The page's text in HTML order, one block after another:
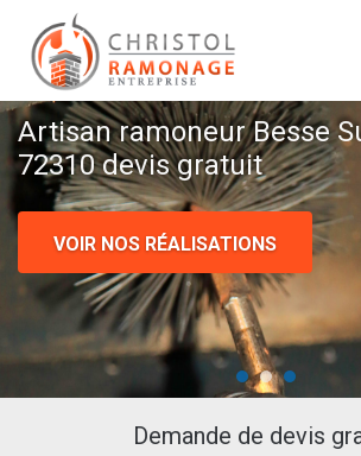
Artisan ramoneur Besse
72310 devis gratuit
VOIR NOS RÉALISATIONS
Demande de devis